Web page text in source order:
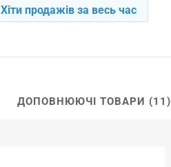
Хіти продажів за весь час
ДОПОВНЮЮЧІ ТОВАРИ (11)